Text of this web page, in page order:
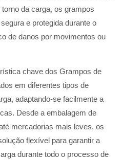
da carga, os grampos
e protegida durante o
de danos por movimentos ou
chave dos Grampos de
em diferentes tipos de
adaptando-se facilmente a
Desde a embalagem de
mercadorias mais leves, os
flexível para garantir a
durante todo o processo de